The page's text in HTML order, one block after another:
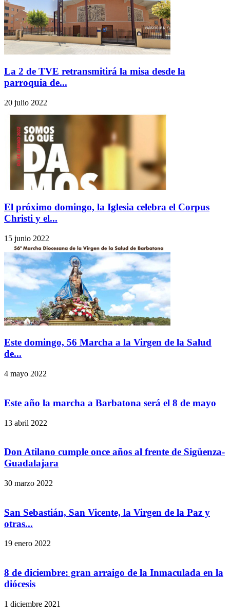
La 2 de TVE retransmitirá la misa desde la
parroquia de...
20 julio 2022
El próximo domingo, la Iglesia celebra el Corpus
Christi y el...
15 junio 2022
Este domingo, 56 Marcha a la Virgen de la Salud
de...
4 mayo 2022
Este año la marcha a Barbatona será el 8 de mayo
13 abril 2022
Don Atilano cumple once años al frente de Sigüenza-
Guadalajara
30 marzo 2022
San Sebastián, San Vicente, la Virgen de la Paz y
otras...
19 enero 2022
8 de diciembre: gran arraigo de la Inmaculada en la
diócesis
1 diciembre 2021